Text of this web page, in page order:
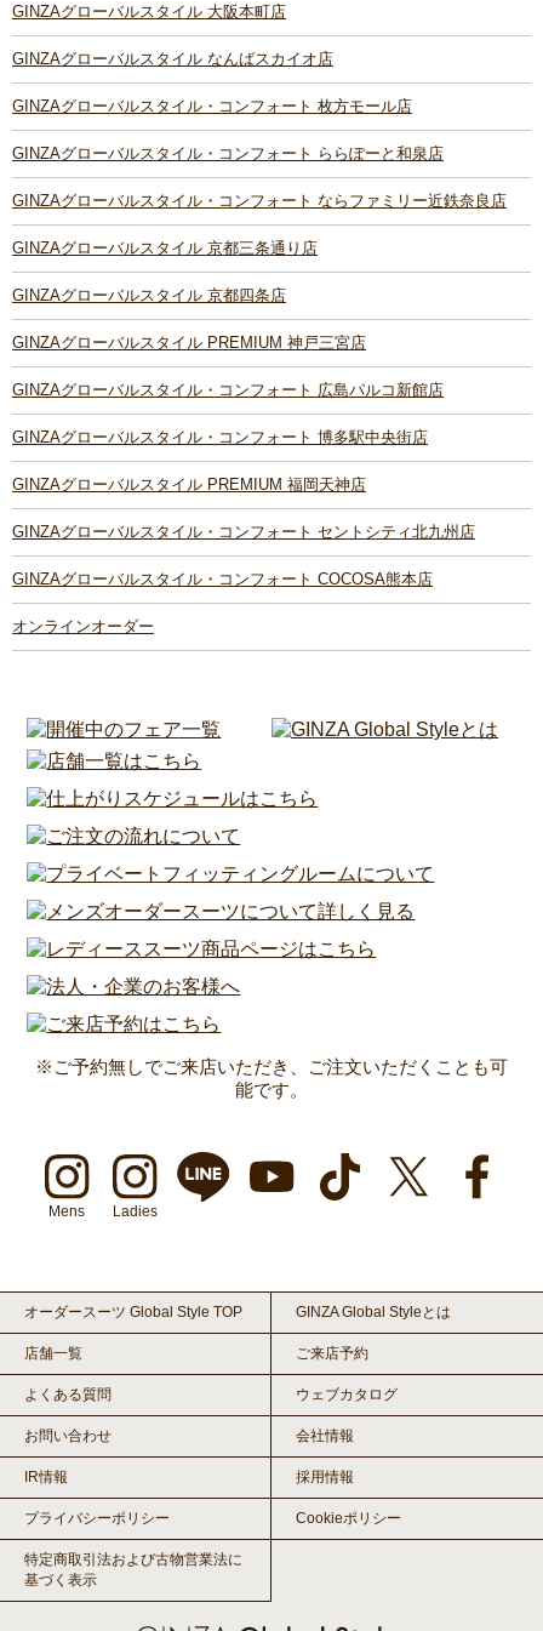
GINZAグローバルスタイル 大阪本町店
GINZAグローバルスタイル なんばスカイオ店
GINZAグローバルスタイル・コンフォート 枚方モール店
GINZAグローバルスタイル・コンフォート ららぽーと和泉店
GINZAグローバルスタイル・コンフォート ならファミリー近鉄奈良店
GINZAグローバルスタイル 京都三条通り店
GINZAグローバルスタイル 京都四条店
GINZAグローバルスタイル PREMIUM 神戸三宮店
GINZAグローバルスタイル・コンフォート 広島パルコ新館店
GINZAグローバルスタイル・コンフォート 博多駅中央街店
GINZAグローバルスタイル PREMIUM 福岡天神店
GINZAグローバルスタイル・コンフォート セントシティ北九州店
GINZAグローバルスタイル・コンフォート COCOSA熊本店
オンラインオーダー
※ご予約無しでご来店いただき、ご注文いただくことも可
能です。
Mens Ladies
オーダースーツ Global Style TOP GINZA Global Styleとは
店舗一覧 ご来店予約
よくある質問 ウェブカタログ
お問い合わせ 会社情報
IR情報 採用情報
プライバシーポリシー Cookieポリシー
特定商取引法および古物営業法に
基づく表示